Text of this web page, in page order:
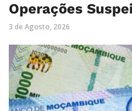
Operações
3 de Agosto, 2026